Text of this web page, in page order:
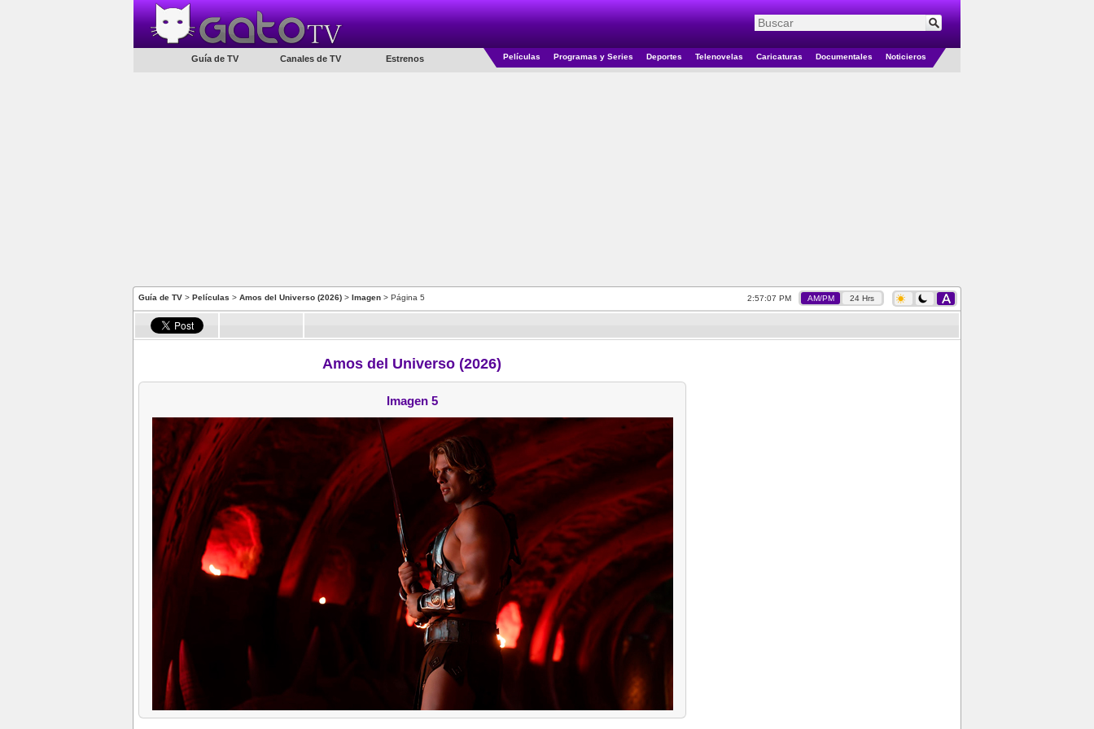
Guía de TV Canales de TV Estrenos Películas Programas y Series Deportes Telenovelas Caricaturas Documentales Noticieros
Guía de TV > Películas > Amos del Universo (2026) > Imagen > Página 5 2:57:07 PM AM/PM 24 Hrs
Amos del Universo (2026)
Imagen 5